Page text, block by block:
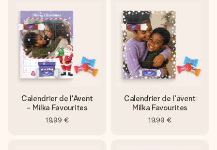
Calendrier de l'Avent
- Milka Favourites
19,99 €
Calendrier de l'avent
Milka Favourites
19,99 €